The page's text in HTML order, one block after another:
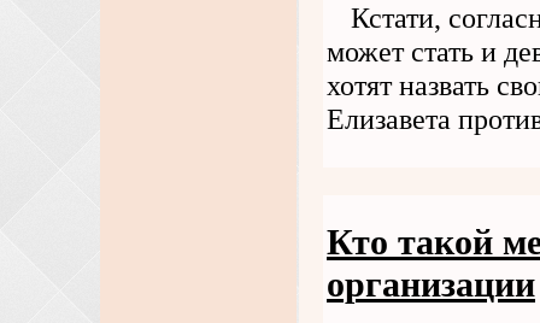
Кстати,
может стать и
хотят назвать
Елизавета
Кто такой
организации